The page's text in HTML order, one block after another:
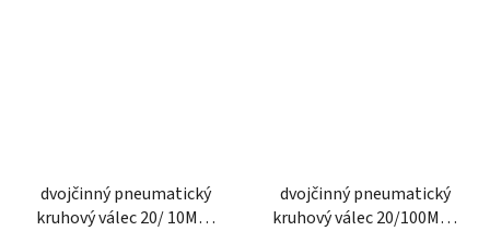
dvojčinný pneumatický
kruhový válec 20/ 10MD-
dvojčinný pneumatický
kruhový válec 20/100MD-